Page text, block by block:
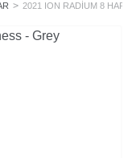
2021 ION RADIUM 8